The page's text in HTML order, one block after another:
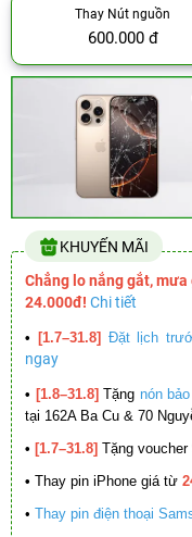
Thay Nút nguồn
600.000 đ
KHUYẾN MÃI
Chẳng lo nắng gắt,
24.000đ! Chi tiết
• [1.7–31.8] Đặt lịch
ngay
• [1.8–31.8] Tặng nón
tại 162A Ba Cu & 70
• [1.7–31.8] Tặng voucher
• Thay pin iPhone giá từ
• Thay pin điện thoại